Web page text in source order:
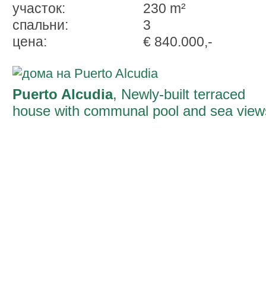
участок:
230 m²
спальни:
3
ценa:
€ 840.000,-
Puerto Alcudia, Newly-built terraced
house with communal pool and sea